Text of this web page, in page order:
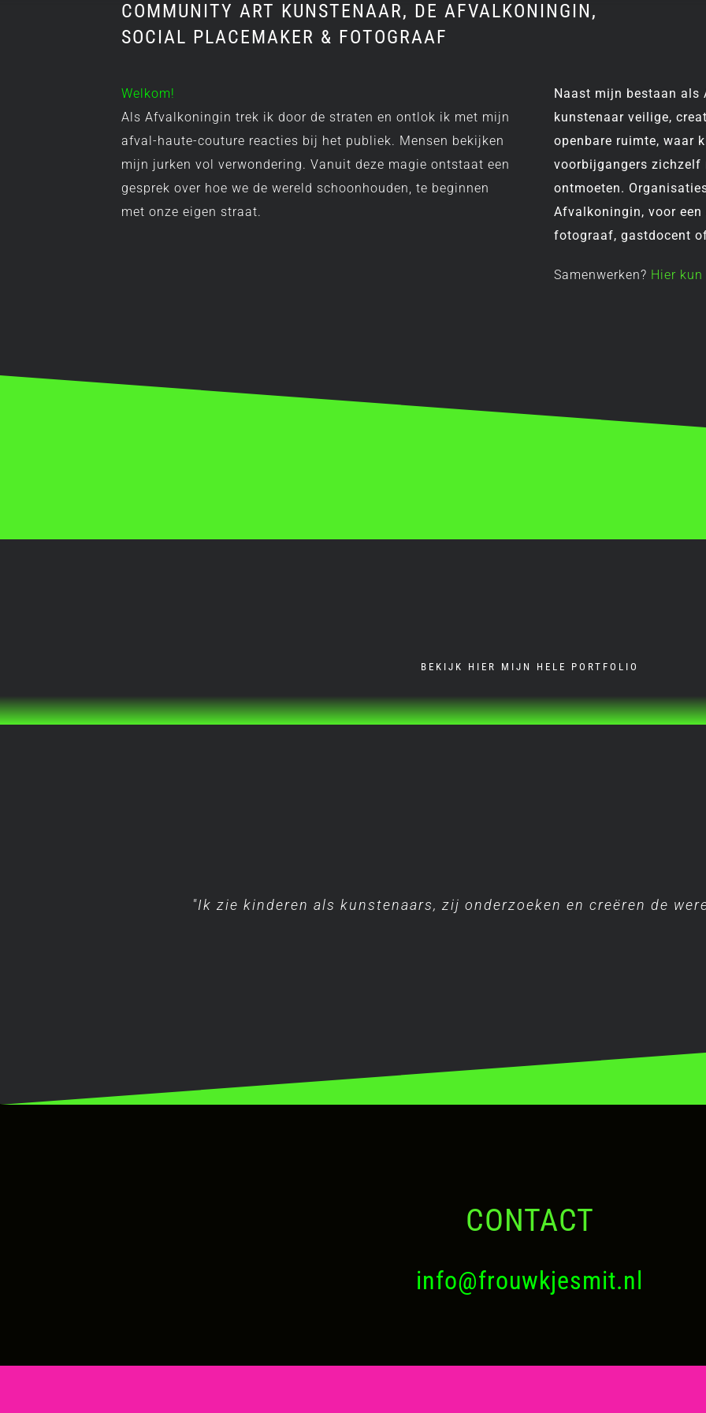
COMMUNITY ART KUNSTENAAR, DE AFVALKONINGIN,
SOCIAL PLACEMAKER & FOTOGRAAF
Welkom!
Als Afvalkoningin trek ik door de straten en ontlok ik met mijn
afval-haute-couture reacties bij het publiek. Mensen bekijken
mijn jurken vol verwondering. Vanuit deze magie ontstaat een
gesprek over hoe we de wereld schoonhouden, te beginnen
met onze eigen straat.
Naast mijn bestaan als
kunstenaar veilige,
openbare ruimte, waar
voorbijgangers zichzelf
ontmoeten.
Afvalkoningin, voor
fotograaf, gastdocent
Samenwerken? Hier
BEKIJK HIER MIJN HELE PORTFOLIO
"Ik zie kinderen als kunstenaars, zij onderzoeken en creëren de
CONTACT
info@frouwkjesmit.nl